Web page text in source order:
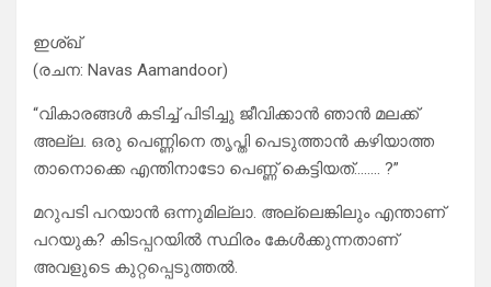
ഇശ്ഖ്
(രചന: Navas Aamandoor)
“വികാരങ്ങൾ കടിച്ച് പിടിച്ചു ജീവിക്കാൻ ഞാൻ മലക്ക്
അല്ല. ഒരു പെണ്ണിനെ തൃപ്തി പെടുത്താൻ കഴിയാത്ത
താനൊക്കെ എന്തിനാടോ പെണ്ണ് കെട്ടിയത്…….. ?”
മറുപടി പറയാൻ ഒന്നുമില്ലാ. അല്ലെങ്കിലും എന്താണ്
പറയുക? കിടപ്പറയിൽ സ്ഥിരം കേൾക്കുന്നതാണ്
അവളുടെ കുറ്റപ്പെടുത്തൽ.